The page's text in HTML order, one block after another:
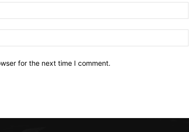
for the next time I comment.